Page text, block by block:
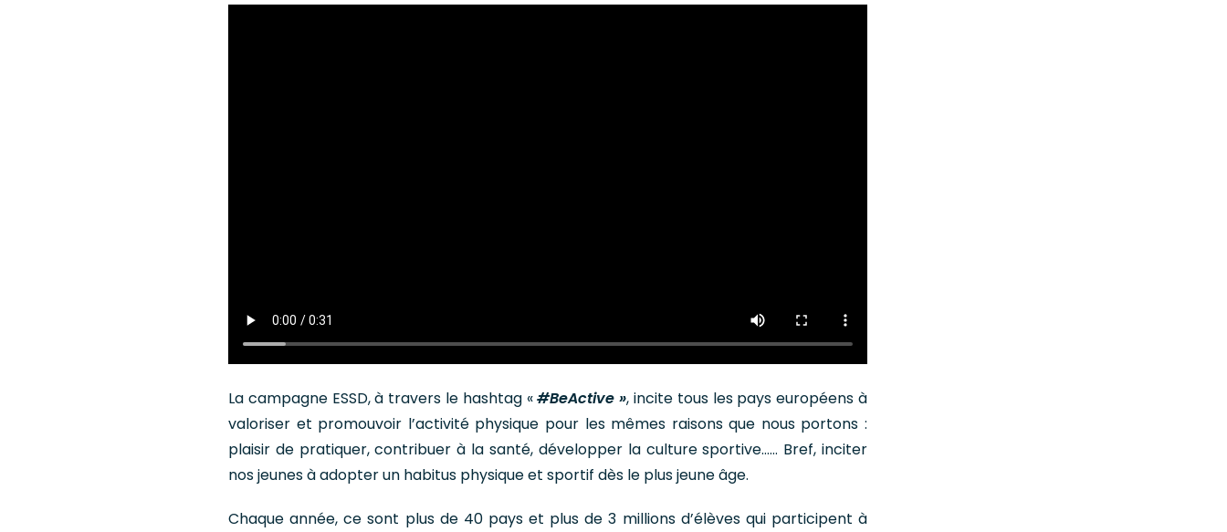
La campagne ESSD, à travers le hashtag «#BeActive », incite tous les pays européens à
valoriser et promouvoir l’activité physique pour les mêmes raisons que nous portons :
plaisir de pratiquer, contribuer à la santé, développer la culture sportive…… Bref, inciter
nos jeunes à adopter un habitus physique et sportif dès le plus jeune âge.
Chaque année, ce sont plus de 40 pays et plus de 3 millions d’élèves qui participent à